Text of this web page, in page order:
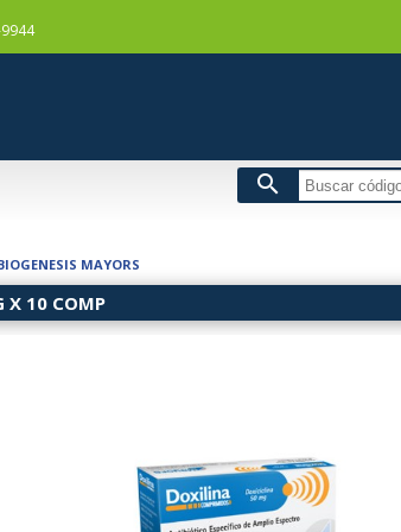
search
MAYORS
X 10 COMP